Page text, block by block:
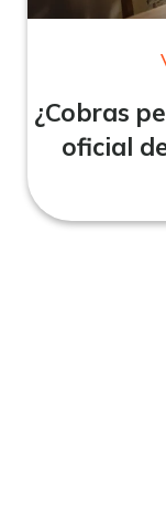
¿Cobras
oficial